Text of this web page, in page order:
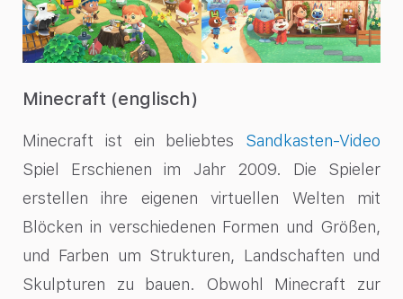
Minecraft (englisch)
Minecraft ist ein beliebtes Sandkasten-Video
Spiel Erschienen im Jahr 2009. Die Spieler
erstellen ihre eigenen virtuellen Welten mit
Blöcken in verschiedenen Formen und Größen,
und Farben um Strukturen, Landschaften und
Skulpturen zu bauen. Obwohl Minecraft zur